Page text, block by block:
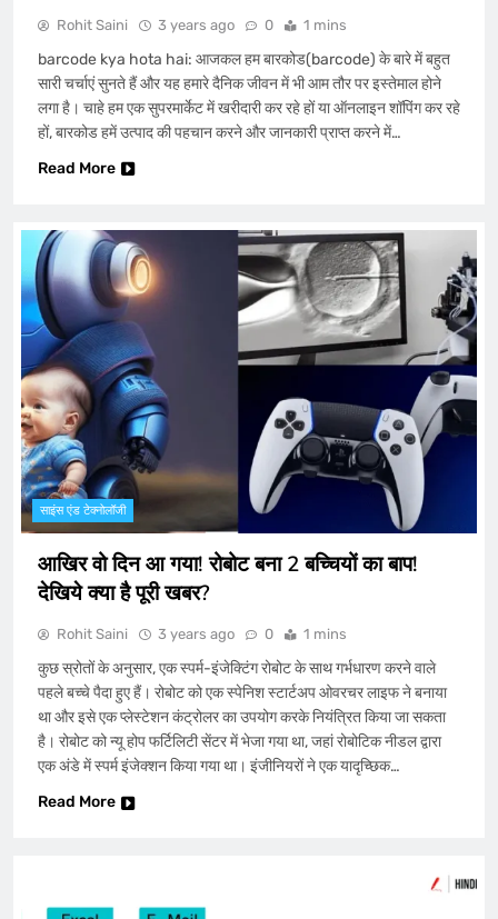
Rohit Saini 3 years ago 0 1 mins
barcode kya hota hai: आजकल हम बारकोड(barcode) के बारे में बहुत
सारी चर्चाएं सुनते हैं और यह हमारे दैनिक जीवन में भी आम तौर पर इस्तेमाल होने
लगा है। चाहे हम एक सुपरमार्केट में खरीदारी कर रहे हों या ऑनलाइन शॉपिंग कर रहे
हों, बारकोड हमें उत्पाद की पहचान करने और जानकारी प्राप्त करने में…
Read More
साइंस एंड टेक्नोलॉजी
आखिर वो दिन आ गया! रोबोट बना 2 बच्चियों का बाप!
देखिये क्या है पूरी खबर?
Rohit Saini 3 years ago 0 1 mins
कुछ स्रोतों के अनुसार, एक स्पर्म-इंजेक्टिंग रोबोट के साथ गर्भधारण करने वाले
पहले बच्चे पैदा हुए हैं। रोबोट को एक स्पेनिश स्टार्टअप ओवरचर लाइफ ने बनाया
था और इसे एक प्लेस्टेशन कंट्रोलर का उपयोग करके नियंत्रित किया जा सकता
है। रोबोट को न्यू होप फर्टिलिटी सेंटर में भेजा गया था, जहां रोबोटिक नीडल द्वारा
एक अंडे में स्पर्म इंजेक्शन किया गया था। इंजीनियरों ने एक यादृच्छिक…
Read More